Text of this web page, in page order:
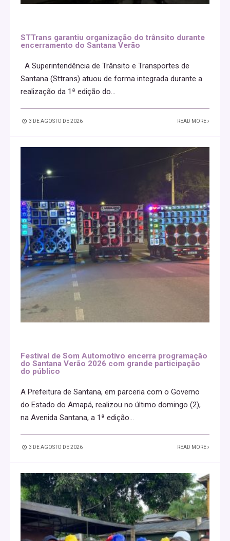
STTrans garantiu organização do trânsito durante
encerramento do Santana Verão
A Superintendência de Trânsito e Transportes de
Santana (Sttrans) atuou de forma integrada durante a
realização da 1ª edição do
3 DE AGOSTO DE 2026 READ MORE
Festival de Som Automotivo encerra programação
do Santana Verão 2026 com grande participação
do público
A Prefeitura de Santana, em parceria com o Governo
do Estado do Amapá, realizou no último domingo (2),
na Avenida Santana, a 1ª edição...
3 DE AGOSTO DE 2026 READ MORE